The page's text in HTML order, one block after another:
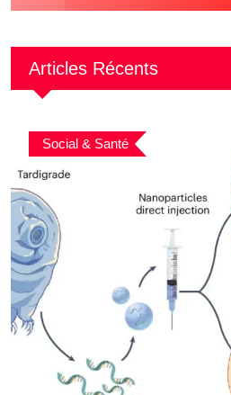
Articles Récents
Social & Santé